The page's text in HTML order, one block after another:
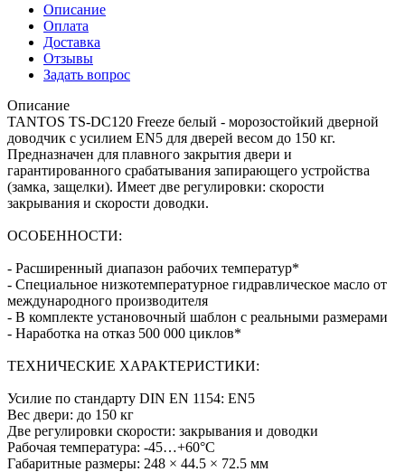
Описание
Оплата
Доставка
Отзывы
Задать вопрос
Описание
TANTOS TS-DC120 Freeze белый - морозостойкий дверной
доводчик с усилием EN5 для дверей весом до 150 кг.
Предназначен для плавного закрытия двери и
гарантированного срабатывания запирающего устройства
(замка, защелки). Имеет две регулировки: скорости
закрывания и скорости доводки.
ОСОБЕННОСТИ:
- Расширенный диапазон рабочих температур*
- Специальное низкотемпературное гидравлическое масло от
международного производителя
- В комплекте установочный шаблон с реальными размерами
- Наработка на отказ 500 000 циклов*
ТЕХНИЧЕСКИЕ ХАРАКТЕРИСТИКИ:
Усилие по стандарту DIN EN 1154: EN5
Вес двери: до 150 кг
Две регулировки скорости: закрывания и доводки
Рабочая температура: -45…+60°С
Габаритные размеры: 248 × 44.5 × 72.5 мм